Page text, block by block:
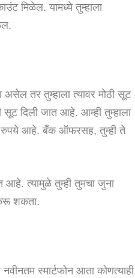
मिळेल. यामध्ये तुम्हाला
तर तुम्हाला त्यावर मोठी सूट
सूट दिली जात आहे. आम्ही तुम्हाला
रुपये आहे. बँक ऑफरसह, तुम्ही ते
त्यामुळे तुम्ही तुमचा जुना
शकता.
स्मार्टफोन आता कोणत्याही